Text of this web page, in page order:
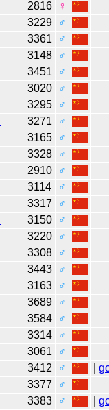
2816
♀
3229
♂
3361
♂
3148
♂
3451
♂
3020
♂
3295
♂
3271
♂
3165
♂
3328
♂
2910
♂
3114
♂
3317
♂
3150
♂
3220
♂
3308
♂
3443
♂
3163
♂
3689
♂
3584
♂
3314
♂
3061
♂
3412 ♂ |
3377
♂
3383 ♂ |